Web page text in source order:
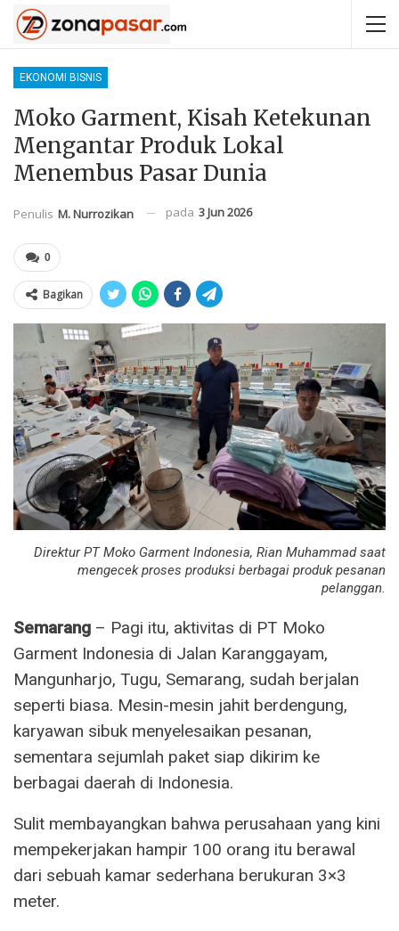
EKONOMI BISNIS
Moko Garment, Kisah Ketekunan
Mengantar Produk Lokal
Menembus Pasar Dunia
Penulis M. Nurrozikan pada 3 Jun 2026
0
Bagikan
Direktur PT Moko Garment Indonesia, Rian Muhammad saat
mengecek proses produksi berbagai produk pesanan
pelanggan.
Semarang – Pagi itu, aktivitas di PT Moko
Garment Indonesia di Jalan Karanggayam,
Mangunharjo, Tugu, Semarang, sudah berjalan
seperti biasa. Mesin-mesin jahit berdengung,
karyawan sibuk menyelesaikan pesanan,
sementara sejumlah paket siap dikirim ke
berbagai daerah di Indonesia.
Sulit membayangkan bahwa perusahaan yang kini
mempekerjakan hampir 100 orang itu berawal
dari sebuah kamar sederhana berukuran 3×3
meter.